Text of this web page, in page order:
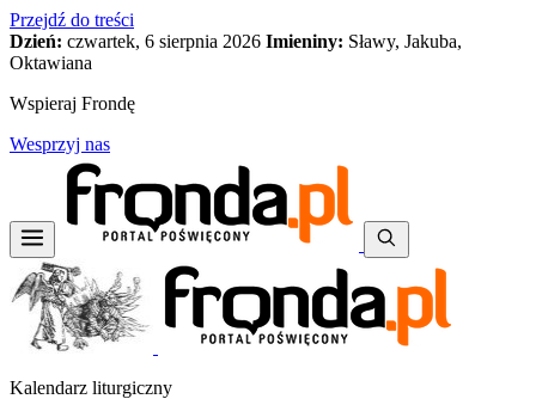
Przejdź do treści
Dzień: czwartek, 6 sierpnia 2026 Imieniny: Sławy, Jakuba,
Oktawiana
Wspieraj Frondę
Wesprzyj nas
Kalendarz liturgiczny